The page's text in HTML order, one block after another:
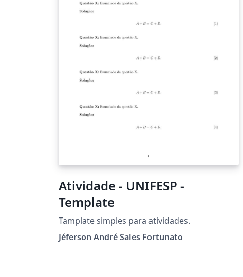
Atividade - UNIFESP -
Template
Tamplate simples para atividades.
Jéferson André Sales Fortunato